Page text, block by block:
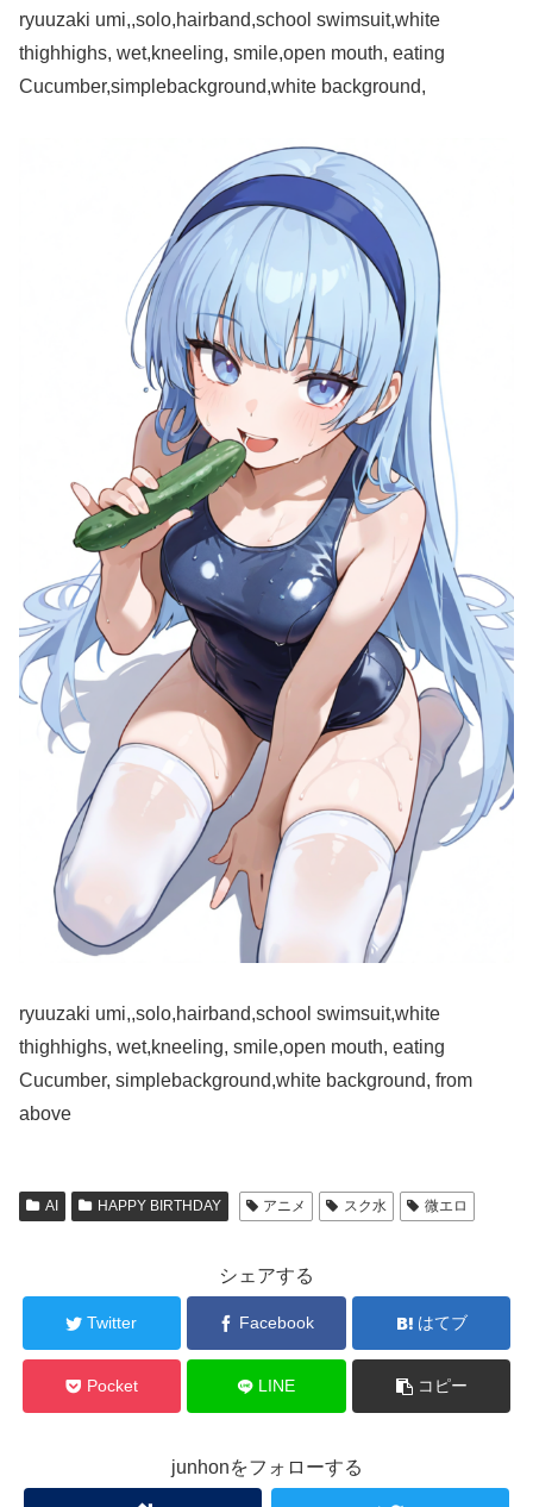
ryuuzaki umi,,solo,hairband,school swimsuit,white
thighhighs, wet,kneeling, smile,open mouth, eating
Cucumber,simplebackground,white background,
ryuuzaki umi,,solo,hairband,school swimsuit,white
thighhighs, wet,kneeling, smile,open mouth, eating
Cucumber, simplebackground,white background, from
above
AI HAPPY BIRTHDAY アニメ スク水 微エロ
シェアする
Twitter Facebook はてブ
Pocket LINE コピー
junhonをフォローする